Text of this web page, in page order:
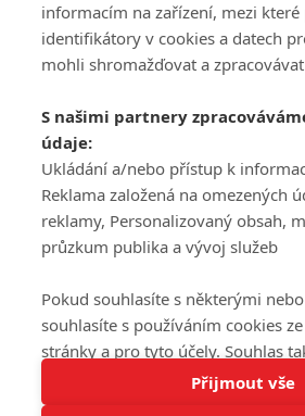
Tato stránka používá soubory
DISKUZE
Šéfredaktorkou webu jePetr Slavík, e-
Máte-li zájem o inzerci na našem webu
Ochrana osobních údajů|Zásady
Upravit nastavení
© 2016 – 2026
informacím na zařízení, mezi
identifikátory v cookies a datech
mohli shromažďovat a
S našimi partnery
údaje:
Ukládání a/nebo přístup k
Reklama založená na omezených
reklamy, Personalizovaný obsah,
průzkum publika a vývoj služeb
Pokud souhlasíte s některými
souhlasíte s používáním cookies
stránky a pro tyto účely. Souhlas
odmítnout, ale v takovém případě
nebudou k dispozici některé
Přijmout vše